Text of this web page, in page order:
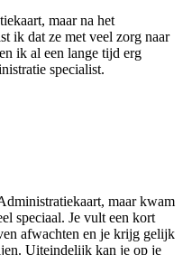
maar na het
ik dat ze met veel zorg naar
ik al een lange tijd erg
specialist.
maar kwam
speciaal. Je vult een kort
afwachten en je krijg gelijk
Uiteindelijk kan je op je